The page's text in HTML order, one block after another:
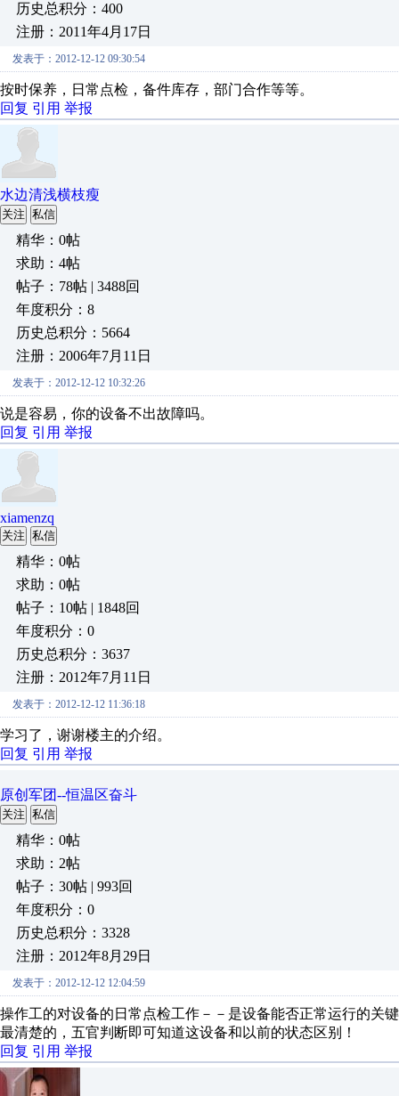
历史总积分：400
注册：2011年4月17日
发表于：2012-12-12 09:30:54
按时保养，日常点检，备件库存，部门合作等等。
回复 引用 举报
水边清浅横枝瘦
关注 私信
精华：0帖
求助：4帖
帖子：78帖 | 3488回
年度积分：8
历史总积分：5664
注册：2006年7月11日
发表于：2012-12-12 10:32:26
说是容易，你的设备不出故障吗。
回复 引用 举报
xiamenzq
关注 私信
精华：0帖
求助：0帖
帖子：10帖 | 1848回
年度积分：0
历史总积分：3637
注册：2012年7月11日
发表于：2012-12-12 11:36:18
学习了，谢谢楼主的介绍。
回复 引用 举报
原创军团--恒温区奋斗
关注 私信
精华：0帖
求助：2帖
帖子：30帖 | 993回
年度积分：0
历史总积分：3328
注册：2012年8月29日
发表于：2012-12-12 12:04:59
操作工的对设备的日常点检工作－－是设备能否正常运行的关
最清楚的，五官判断即可知道这设备和以前的状态区别！
回复 引用 举报